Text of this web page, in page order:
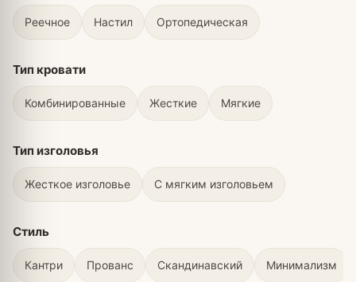
Реечное Настил Ортопедическая
Тип кровати
Комбинированные Жесткие Мягкие
Тип изголовья
Жесткое изголовье С мягким изголовьем
Стиль
Кантри Прованс Скандинавский Минимализм